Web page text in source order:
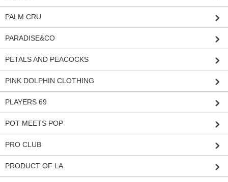
PALM CRU
PARADISE&CO
PETALS AND PEACOCKS
PINK DOLPHIN CLOTHING
PLAYERS 69
POT MEETS POP
PRO CLUB
PRODUCT OF LA